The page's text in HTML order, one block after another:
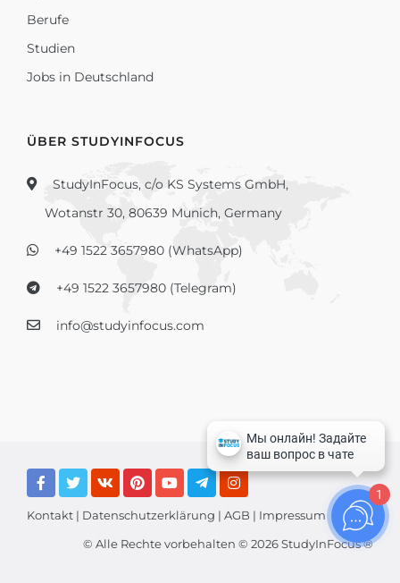
Berufe
Studien
Jobs in Deutschland
ÜBER STUDYINFOCUS
StudyInFocus, c/o KS Systems GmbH,
Wotanstr 30, 80639 Munich, Germany
+49 1522 3657980 (WhatsApp)
+49 1522 3657980 (Telegram)
info@studyinfocus.com
Kontakt | Datenschutzerklärung | AGB | Impressum
© Alle Rechte vorbehalten © 2026 StudyInFocus ®
1